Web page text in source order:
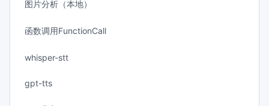
图片分析（本地）
函数调用FunctionCall
whisper-stt
gpt-tts